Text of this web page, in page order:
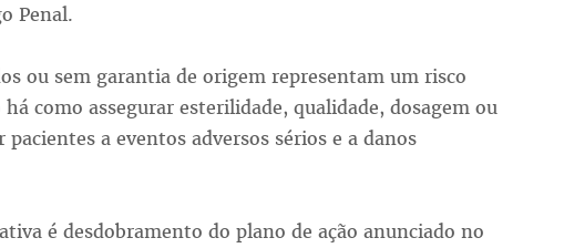
Penal.
ou sem garantia de origem representam um risco
como assegurar esterilidade, qualidade, dosagem ou
a eventos adversos sérios e a danos
é desdobramento do plano de ação anunciado no